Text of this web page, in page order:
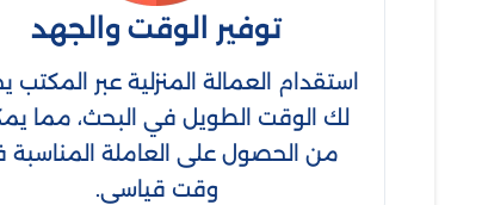
توفير الوقت والجهد
استقدام العمالة المنزلية عبر المكتب
لك الوقت الطويل في البحث، مما
من الحصول على العاملة
وقت قياسي.